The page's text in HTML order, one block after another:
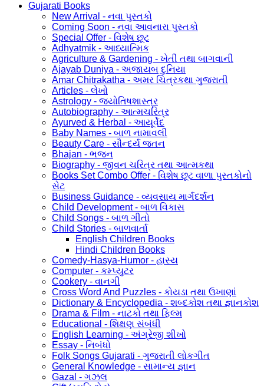
Gujarati Books
New Arrival - નવા પુસ્તકો
Coming Soon - નવા આવનારા પુસ્તકો
Special Offer - વિશેષ છૂટ
Adhyatmik - આધ્યાત્મિક
Agriculture & Gardening - ખેતી તથા બાગવાની
Ajayab Duniya - અજાયબ દુનિયા
Amar Chitrakatha - અમર ચિત્રકથા ગુજરાતી
Articles - લેખો
Astrology - જ્યોતિષશાસ્ત્ર
Autobiography - આત્મચરિત્ર
Ayurved & Herbal - આયૂર્વેદ
Baby Names - બાળ નામાવલી
Beauty Care - સૌન્દર્ય જતન
Bhajan - ભજન
Biography - જીવન ચરિત્ર તથા આત્મકથા
Books Set Combo Offer - વિશેષ છૂટ વાળા પુસ્તકોનો
સેટ
Business Guidance - વ્યવસાય માર્ગદર્શન
Child Development - બાળ વિકાસ
Child Songs - બાળ ગીતો
Child Stories - બાળવાર્તા
English Children Books
Hindi Children Books
Comedy-Hasya-Humor - હાસ્ય
Computer - કમ્પ્યુટર
Cookery - વાનગી
Cross Word And Puzzles - કોયડા તથા ઉખાણાં
Dictionary & Encyclopedia - શબ્દકોશ તથા જ્ઞાનકોશ
Drama & Film - નાટકો તથા ફિલ્મ
Educational - શિક્ષણ સંબંધી
English Learning - અંગ્રેજી શીખો
Essay - નિબંધો
Folk Songs Gujarati - ગુજરાતી લોકગીત
General Knowledge - સામાન્ય જ્ઞાન
Gazal - ગઝલ